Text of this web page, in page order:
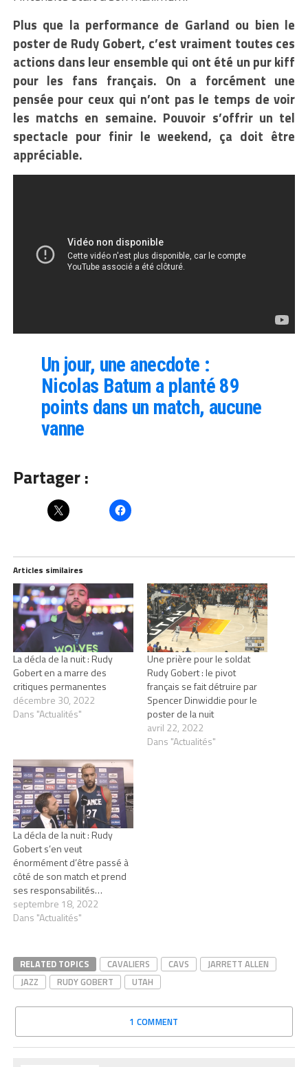
Plus que la performance de Garland ou bien le
poster de Rudy Gobert, c’est vraiment toutes ces
actions dans leur ensemble qui ont été un pur kiff
pour les fans français. On a forcément une
pensée pour ceux qui n’ont pas le temps de voir
les matchs en semaine. Pouvoir s’offrir un tel
spectacle pour finir le weekend, ça doit être
appréciable.
Un jour, une anecdote :
Nicolas Batum a planté 89
points dans un match, aucune
vanne
Partager :
Articles similaires
La décla de la nuit : Rudy
Gobert en a marre des
critiques permanentes
décembre 30, 2022
Dans "Actualités"
Une prière pour le soldat
Rudy Gobert : le pivot
français se fait détruire par
Spencer Dinwiddie pour le
poster de la nuit
avril 22, 2022
Dans "Actualités"
La décla de la nuit : Rudy
Gobert s’en veut
énormément d’être passé à
côté de son match et prend
ses responsabilités…
septembre 18, 2022
Dans "Actualités"
RELATED TOPICS CAVALIERS CAVS
JARRETT ALLEN
JAZZ
RUDY GOBERT UTAH
1 COMMENT